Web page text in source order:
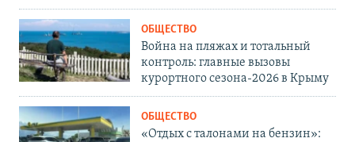
ОБЩЕСТВО
Война на пляжах и тотальный
контроль: главные вызовы
курортного сезона-2026 в Крыму
ОБЩЕСТВО
«Отдых с талонами на бензин»: